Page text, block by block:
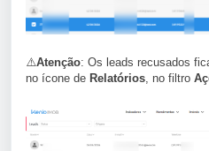
⚠️Atenção: Os leads recusados
no ícone de Relatórios , no filtro